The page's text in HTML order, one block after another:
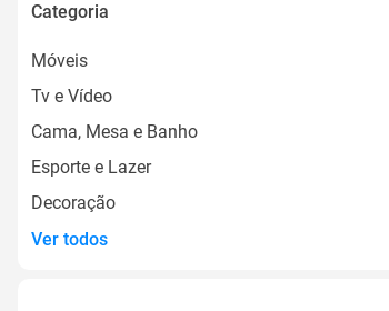
Categoria
Móveis
Tv e Vídeo
Cama, Mesa e Banho
Esporte e Lazer
Decoração
Ver todos